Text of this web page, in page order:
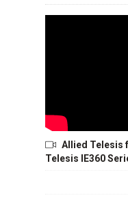
Allied Telesis
Telesis IE360